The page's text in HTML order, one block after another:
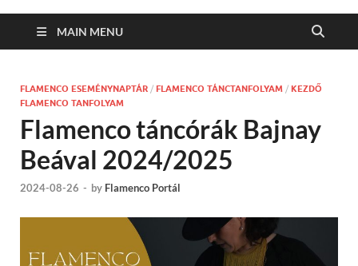
MAIN MENU
FLAMENCO ESEMÉNYNAPTÁR / FLAMENCO TÁNCTANFOLYAM / KEZDŐ
FLAMENCO TANFOLYAM
Flamenco táncórák Bajnay
Beával 2024/2025
2024-08-26 - by Flamenco Portál